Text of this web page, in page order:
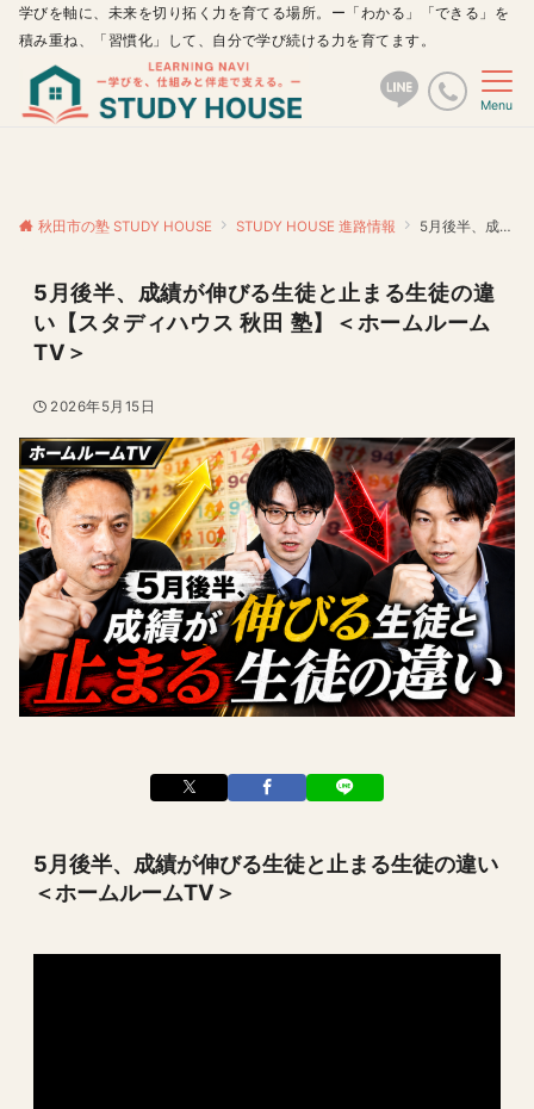
学びを軸に、未来を切り拓く力を育てる場所。ー「わかる」「できる」を
積み重ね、「習慣化」して、自分で学び続ける力を育てます。
Menu
秋田市の塾 STUDY HOUSE STUDY HOUSE 進路情報 5月後半、成績が伸びる生徒と止まる生徒の違い【スタディハウス 秋田 塾】＜ホームルームTV＞
5月後半、成績が伸びる生徒と止まる生徒の違
い【スタディハウス 秋田 塾】＜ホームルーム
TV＞
2026年5月15日
5月後半、成績が伸びる生徒と止まる生徒の違い
＜ホームルームTV＞